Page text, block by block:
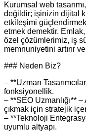
Kurumsal web
değildir; işinizin dijital
etkileşimi
etmek demektir.
özel çözümlerimiz, iş
memnuniyetini artırır
### Neden Biz?
– **Uzman
fonksiyonellik.
– **SEO Uzmanlığı**
çıkmak için stratejik
– **Teknoloji
uyumlu altyapı.